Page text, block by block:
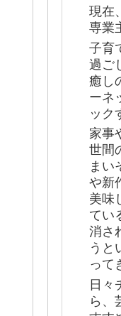
現在
専業
子育
過ご
癒し
ーネ
ック
家事
世間
まい
や新
美味
てい
消さ
うと
って
日々
ら、